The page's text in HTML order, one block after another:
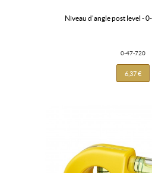
niveau d'angle post level -
0-47-720
6,37 €